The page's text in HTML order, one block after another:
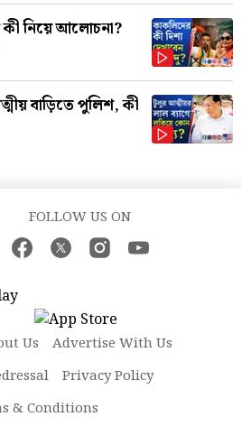
নিয়ে আলোচনা?
বাড়িতে পুলিশ, কী
FOLLOW US ON
Us
Advertise With Us
Privacy Policy
& Conditions